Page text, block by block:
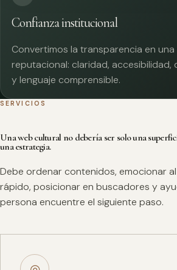
Confianza institucional
Convertimos la transparencia en una
reputacional: claridad, accesibilidad,
y lenguaje comprensible.
SERVICIOS
Una web cultural no debería ser solo una
una estrategia.
Debe ordenar contenidos, emocionar
rápido, posicionar en buscadores y
persona encuentre el siguiente paso.